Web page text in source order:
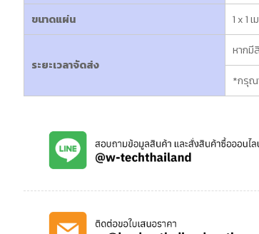
ขนาดแผ่น
1 x 1
ระยะเวลาจัดส่ง
หากมี
*กรุณ